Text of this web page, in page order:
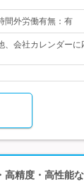
間外労働有無：有
、会社カレンダー
精度・高性能